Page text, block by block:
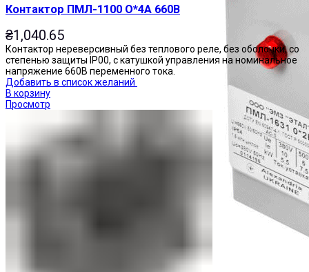
Контактор ПМЛ-1100 О*4А 660В
₴1,040.65
Контактор нереверсивный без теплового реле, без оболочки, со
степенью защиты IP00, с катушкой управления на номинальное
напряжение 660В переменного тока.
Добавить в список желаний
В корзину
Просмотр